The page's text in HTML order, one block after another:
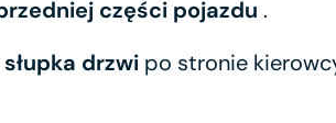
części pojazdu .
drzwi po stronie